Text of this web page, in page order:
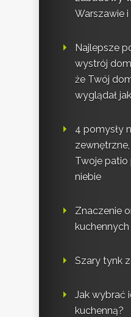
Warszawie i
Najlepsze
wystrój
że Twój
wyglądał
4 pomysły
Twoje patio
niebie
Znaczenie
kuchennych
Szary tynk
Jak wybrać
kuchenną?